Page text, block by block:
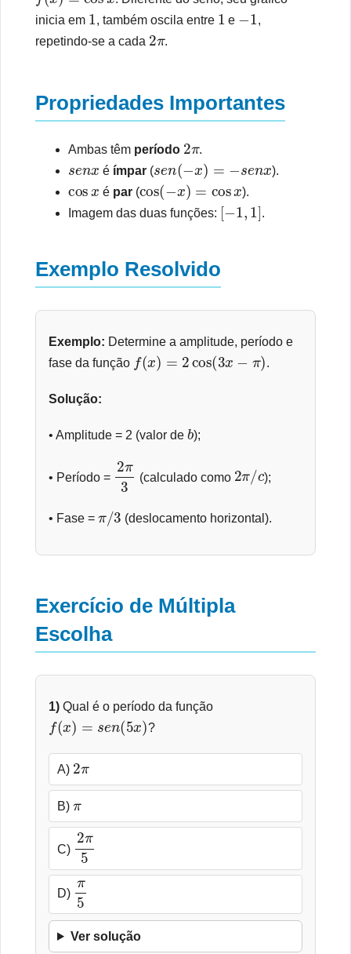
inicia em
1
, também oscila entre
1
e
1
,
repetindo-se a cada
2
.
Propriedades Importantes
Ambas têm período
2
.
é ímpar (
( )=
).
é par(
cos( x ) cos
).
Imagem das duas funções:
[ 1, 1]
.
Exemplo Resolvido
Exemplo: Determine a amplitude, período e
fase da função
(x = cos ( x−
.
Solução:
• Amplitude = 2 (valor de
b
);
• Período =
2π3
(calculado como
2 /c
);
• Fase =
/3
(deslocamento horizontal).
Exercício de Múltipla
Escolha
1) Qual é o período da função
(x )= 5 x)
?
A)
2
B)
C)
2π5
D)
π5
Ver solução